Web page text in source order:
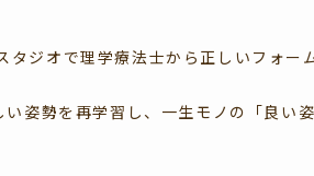
タジオで理学療法士から正しいフォー
姿勢を再学習し、一生モノの「良い